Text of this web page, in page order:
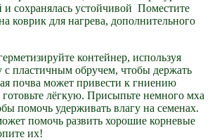
сохранялась устойчивой Поместите
коврик для нагрева, дополнительного
контейнер, используя
пластичным обручем, чтобы держать
почва может привести к гниению
готовьте лёгкую. Присыпьте немного мха
помочь удерживать влагу на семенах.
помочь развить хорошие корневые
их!